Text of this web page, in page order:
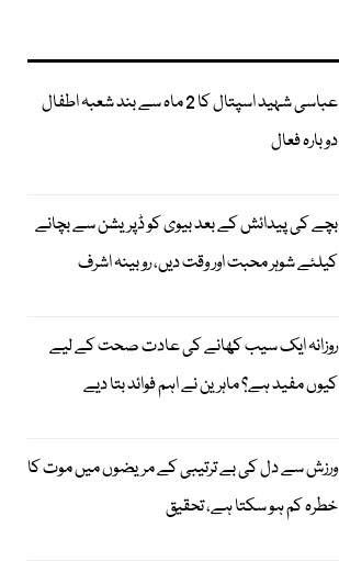
عباسی شہید اسپتال کا 2 ماہ سے بند شعبہ اطفال
دوبارہ فعال
بچے کی پیدائش کے بعد بیوی کو ڈپریشن سے بچانے
کیلئے شوہر محبت اور وقت دیں، روبینہ اشرف
روزانہ ایک سیب کھانے کی عادت صحت کے لیے
کیوں مفید ہے؟ ماہرین نے اہم فوائد بتا دیے
ورزش سے دل کی بے ترتیبی کے مریضوں میں موت کا
خطرہ کم ہو سکتا ہے، تحقیق